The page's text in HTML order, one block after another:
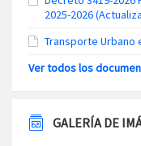
2025-2026
Transporte Urbano
Ver todos los
GALERÍA DE